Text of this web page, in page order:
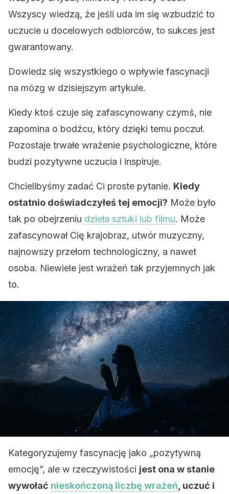
Wszyscy wiedzą, że jeśli uda im się wzbudzić to
uczucie u docelowych odbiorców, to sukces jest
gwarantowany.
Dowiedz się wszystkiego o wpływie fascynacji
na mózg w dzisiejszym artykule.
Kiedy ktoś czuje się zafascynowany czymś, nie
zapomina o bodźcu, który dzięki temu poczuł.
Pozostaje trwałe wrażenie psychologiczne, które
budzi pozytywne uczucia i inspiruje.
Chcielibyśmy zadać Ci proste pytanie. Kiedy
ostatnio doświadczyłeś tej emocji? Może było
tak po obejrzeniu dzieła sztuki lub filmu. Może
zafascynował Cię krajobraz, utwór muzyczny,
najnowszy przełom technologiczny, a nawet
osoba. Niewiele jest wrażeń tak przyjemnych jak
to.
Kategoryzujemy fascynację jako „pozytywną
emocję”, ale w rzeczywistości jest ona w stanie
wywołać nieskończoną liczbę wrażeń , uczuć i